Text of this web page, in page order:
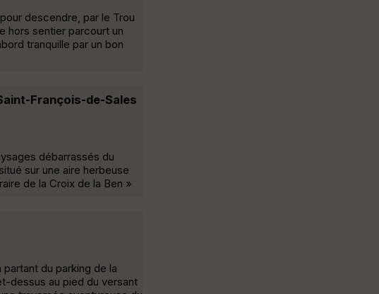
descendre, par le Trou
hors sentier parcourt un
tranquille par un bon
François-de-Sales
débarrassés du
sur une aire herbeuse
de la Croix de la Ben »
du parking de la
dessus au pied du versant